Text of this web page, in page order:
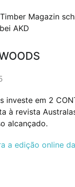
investe em 2
à revista
alcançado.
a edição online